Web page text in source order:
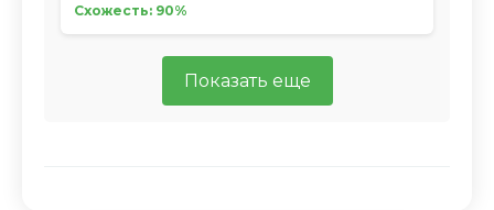
Схожесть: 90%
Показать еще